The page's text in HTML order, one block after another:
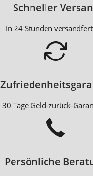
Schneller
In 24 Stunden
30 Tage Geld-zurück-
Persönliche